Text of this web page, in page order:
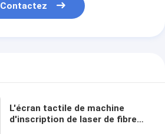
Contactez
L'écran tactile de machine
d'inscription de laser de fibre